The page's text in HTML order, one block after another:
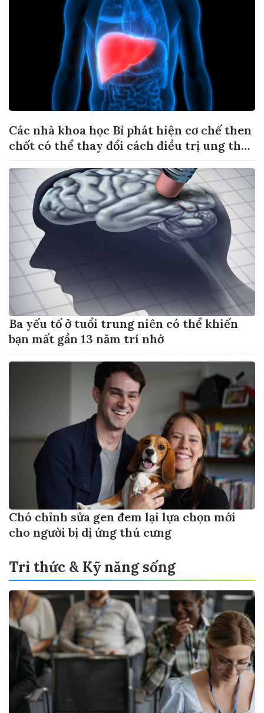
Các nhà khoa học Bỉ phát hiện cơ chế then
chốt có thể thay đổi cách điều trị ung thư
Ba yếu tố ở tuổi trung niên có thể khiến
bạn mất gần 13 năm trí nhớ
Chó chỉnh sửa gen đem lại lựa chọn mới
cho người bị dị ứng thú cưng
Tri thức & Kỹ năng sống